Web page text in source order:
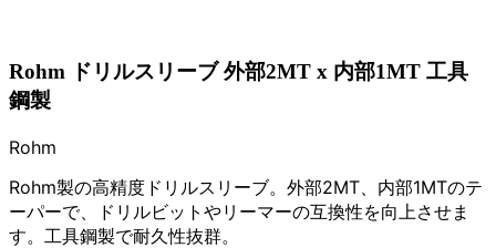
Rohm ドリルスリーブ 外部2MT x 内部1MT 工具
鋼製
Rohm
Rohm製の高精度ドリルスリーブ。外部2MT、内部1MTのテ
ーパーで、ドリルビットやリーマーの互換性を向上させま
す。工具鋼製で耐久性抜群。